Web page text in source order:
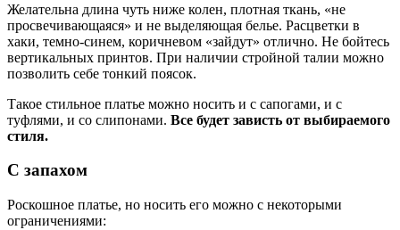
Желательна длина чуть ниже колен, плотная ткань, «не
просвечивающаяся» и не выделяющая белье. Расцветки в
хаки, темно-синем, коричневом «зайдут» отлично. Не бойтесь
вертикальных принтов. При наличии стройной талии можно
позволить себе тонкий поясок.
Такое стильное платье можно носить и с сапогами, и с
туфлями, и со слипонами. Все будет зависть от выбираемого
стиля.
С запахом
Роскошное платье, но носить его можно с некоторыми
ограничениями: